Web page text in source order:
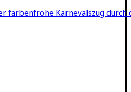
farbenfrohe Karnevalszug